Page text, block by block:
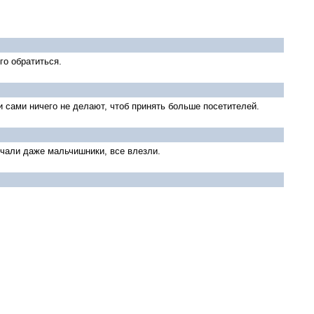
обратиться.
ничего не делают, чтоб принять больше посетителей.
даже мальчишники, все влезли.